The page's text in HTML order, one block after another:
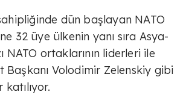
dün başlayan NATO
32 üye ülkenin yanı sıra Asya-
NATO ortaklarının liderleri ile
Başkanı Volodimir Zelenskiy gibi